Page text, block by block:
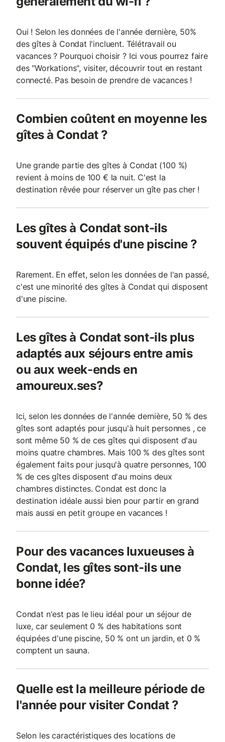
Oui ! Selon les données de l'année dernière, 50%
des gîtes à Condat l'incluent. Télétravail ou
vacances ? Pourquoi choisir ? Ici vous pourrez faire
des "Workations", visiter, découvrir tout en restant
connecté. Pas besoin de prendre de vacances !
Combien coûtent en moyenne les
gîtes à Condat ?
Une grande partie des gîtes à Condat (100 %)
revient à moins de 100 € la nuit. C'est la
destination rêvée pour réserver un gîte pas cher !
Les gîtes à Condat sont-ils
souvent équipés d'une piscine ?
Rarement. En effet, selon les données de l'an passé,
c'est une minorité des gîtes à Condat qui disposent
d'une piscine.
Les gîtes à Condat sont-ils plus
adaptés aux séjours entre amis
ou aux week-ends en
amoureux.ses?
Ici, selon les données de l'année dernière, 50 % des
gîtes sont adaptés pour jusqu'à huit personnes , ce
sont même 50 % de ces gîtes qui disposent d'au
moins quatre chambres. Mais 100 % des gîtes sont
également faits pour jusqu'à quatre personnes, 100
% de ces gîtes disposent d'au moins deux
chambres distinctes. Condat est donc la
destination idéale aussi bien pour partir en grand
mais aussi en petit groupe en vacances !
Pour des vacances luxueuses à
Condat, les gîtes sont-ils une
bonne idée?
Condat n'est pas le lieu idéal pour un séjour de
luxe, car seulement 0 % des habitations sont
équipées d'une piscine, 50 % ont un jardin, et 0 %
comptent un sauna.
Quelle est la meilleure période de
l'année pour visiter Condat ?
Selon les caractéristiques des locations de